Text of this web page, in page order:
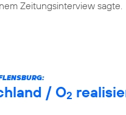
Zeitungsinterview sagte.
/ O2